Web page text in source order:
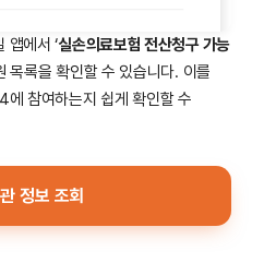
앱에서 ‘실손의료보험 전산청구 가능
목록을 확인할 수 있습니다. 이를
참여하는지 쉽게 확인할 수
정보 조회